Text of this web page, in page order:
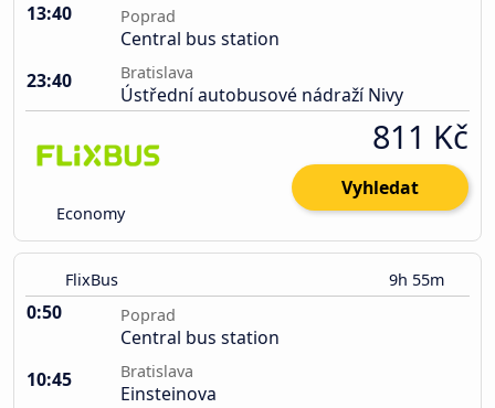
13:40 Poprad
Central bus station
23:40
Bratislava
Ústřední autobusové nádraží Nivy
Economy
811 Kč
Vyhledat
FlixBus 9h 55m
0:50 Poprad
Central bus station
10:45
Bratislava
Einsteinova